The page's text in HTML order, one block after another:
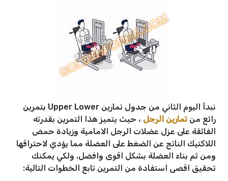
نبدأ اليوم الثاني من جدول تمارين Upper Lower بتمرين
رائع من تمارين الرجل ، حيث يتميز هذا التمرين بقدرته
الفائقة على عزل عضلات الرجل الامامية وزيادة حمض
اللاكتيك الناتج عن الضغط على العضلة مما يؤدي لاحتراقها
ومن ثم بناء العضلة بشكل اقوى وافضل. ولكي يمكنك
تحقيق اقصى استفادة من التمرين تابع الخطوات التالية: